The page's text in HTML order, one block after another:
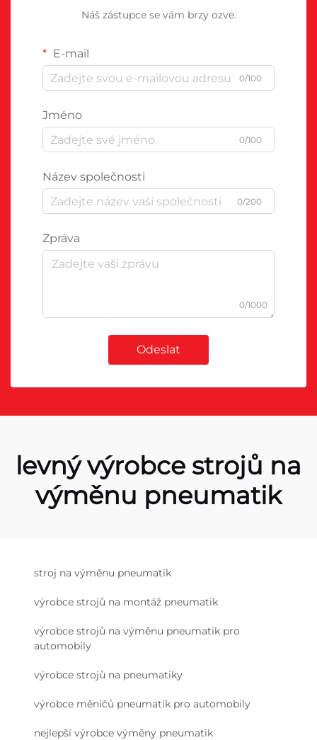
Náš zástupce se vám brzy ozve.
E-mail
0/100
Jméno
0/100
Název společnosti
0/200
Zpráva
0/1000
Odeslat
levný výrobce strojů na
výměnu pneumatik
stroj na výměnu pneumatik
výrobce strojů na montáž pneumatik
výrobce strojů na výměnu pneumatik pro
automobily
výrobce strojů na pneumatiky
výrobce měničů pneumatik pro automobily
nejlepší výrobce výměny pneumatik